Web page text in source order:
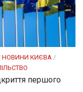
НОВИНИ КИЄВА /
першого